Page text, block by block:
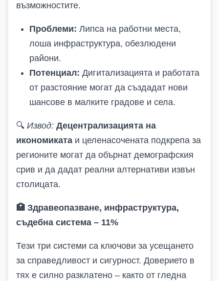
възможностите.
Проблеми: Липса на работни места,
лоша инфраструктура, обезлюдени
райони.
Потенциал: Дигитализацията и работата
от разстояние могат да създадат нови
шансове в малките градове и села.
🔍 Извод: Децентрализацията на
икономиката и целенасочената подкрепа за
регионите могат да обърнат демографския
срив и да дадат реални алтернативи извън
столицата.
🏥 Здравеопазване, инфраструктура,
съдебна система – 11%
Тези три системи са ключови за усещането
за справедливост и сигурност. Доверието в
тях е силно разклатено – както от гледна